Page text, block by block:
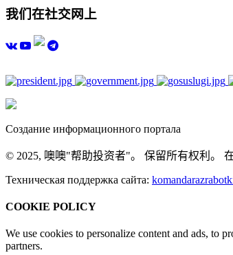
我们在社交网上
Создание информационного портала
© 2025, 噢噢"帮助投资者"。 保留所有权利。
Техническая поддержка сайта:
COOKIE POLICY
We use cookies to personalize content and ads, to
partners.